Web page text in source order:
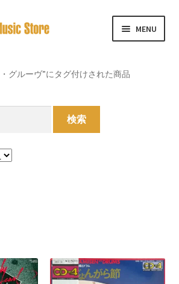
MENU
グルーヴ”にタグ付けされた商品